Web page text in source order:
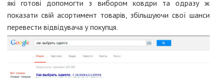
які готові допомогти з вибором ковдри та одразу ж
показати свій асортимент товарів, збільшуючи свої шанси
перевести відвідувача у покупця.